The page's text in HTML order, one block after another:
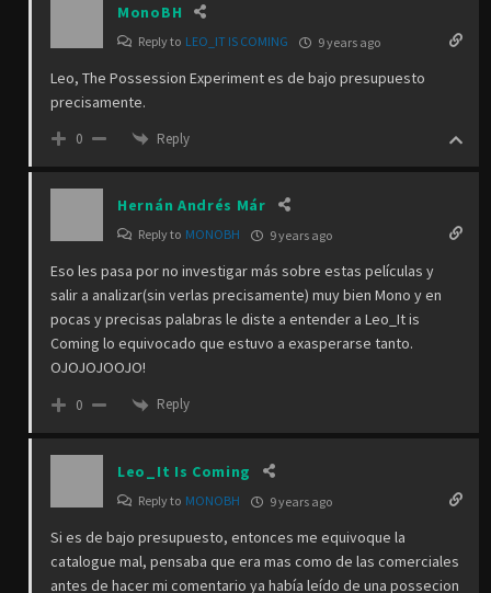
MonoBH
Reply to LEO_IT IS COMING 9 years ago
Leo, The Possession Experiment es de bajo presupuesto
precisamente.
0 Reply
Hernán Andrés Már
Reply to MONOBH 9 years ago
Eso les pasa por no investigar más sobre estas películas y
salir a analizar(sin verlas precisamente) muy bien Mono y en
pocas y precisas palabras le diste a entender a Leo_It is
Coming lo equivocado que estuvo a exasperarse tanto.
OJOJOJOOJO!
0 Reply
Leo_It Is Coming
Reply to MONOBH 9 years ago
Si es de bajo presupuesto, entonces me equivoque la
catalogue mal, pensaba que era mas como de las comerciales
antes de hacer mi comentario ya había leído de una possecion